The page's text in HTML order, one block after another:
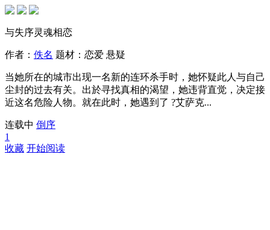
与失序灵魂相恋
作者： 佚名 题材： 恋爱 悬疑
当她所在的城市出现一名新的连环杀手时，她怀疑此人与自己
尘封的过去有关。出於寻找真相的渴望，她违背直觉，决定接
近这名危险人物。就在此时，她遇到了 ?艾萨克...
连载中 倒序
1
收藏 开始阅读